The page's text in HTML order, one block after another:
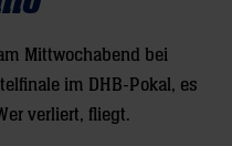
Mittwochabend bei
im DHB-Pokal, es
verliert, fliegt.